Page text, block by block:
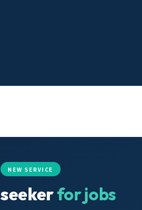
NEW SERVICE
seekerfor jobs